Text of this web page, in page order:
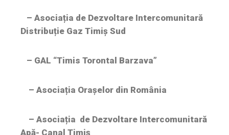
– Asociația de Dezvoltare Intercomunitară
Distribuție Gaz Timiș Sud
– GAL “Timis Torontal Barzava”
– Asociația Orașelor din România
– Asociația de Dezvoltare Intercomunitară
Apă- Canal Timiș